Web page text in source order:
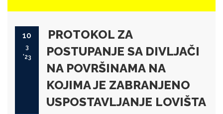
10
3
'23
PROTOKOL ZA
POSTUPANJE SA DIVLJAČI
NA POVRŠINAMA NA
KOJIMA JE ZABRANJENO
USPOSTAVLJANJE LOVIŠTA